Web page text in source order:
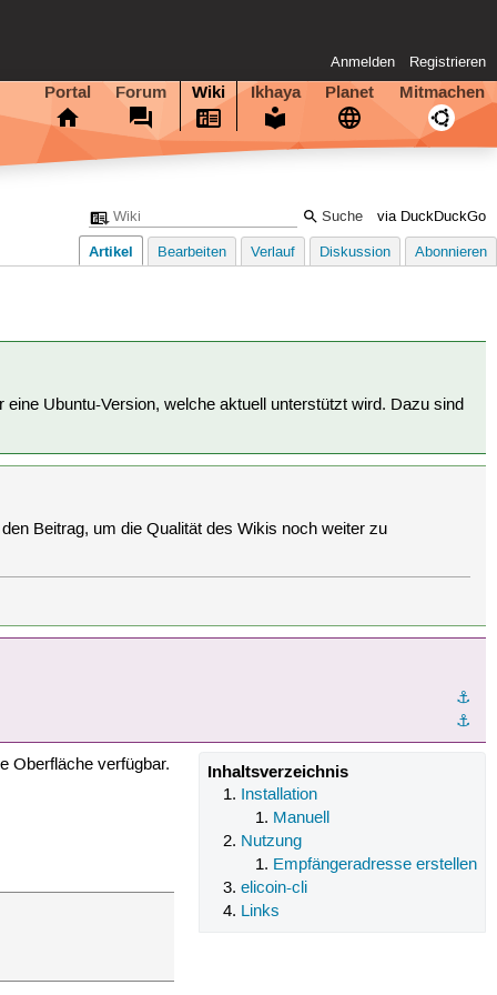
Anmelden Registrieren
Portal Forum Wiki Ikhaya Planet Mitmachen
via DuckDuckGo
Artikel Bearbeiten Verlauf Diskussion Abonnieren
Ubuntu-Version, welche aktuell unterstützt wird. Dazu sind
Beitrag, um die Qualität des Wikis noch weiter zu
⚓︎
⚓︎
Inhaltsverzeichnis
Installation
Manuell
Nutzung
Empfängeradresse erstellen
elicoin-cli
Links
Oberfläche verfügbar.